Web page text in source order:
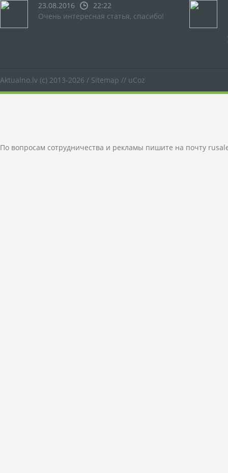
23.08.2016
22:22
Очень интересная статья, спасибо!
Aktualno.lv (c) 2013-2026 / Sitemap // uCoz
По вопросам сотрудничества и рекламы пишите на почту